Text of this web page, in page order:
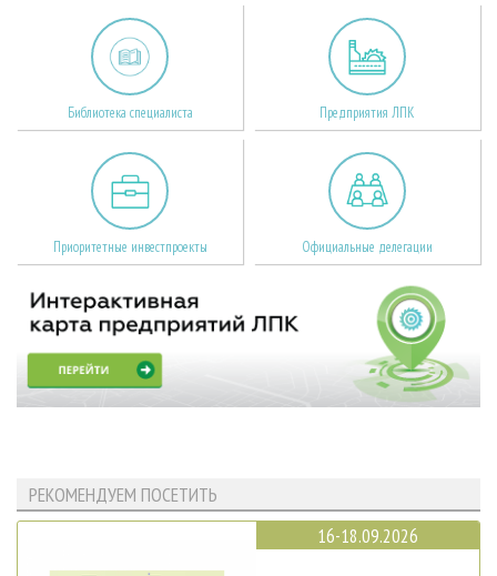
Библиотека специалиста Предприятия ЛПК
Приоритетные инвестпроекты Официальные делегации
РЕКОМЕНДУЕМ ПОСЕТИТЬ
16-18.09.2026